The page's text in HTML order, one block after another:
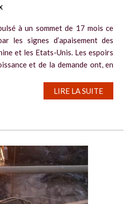
à un sommet de 17 mois ce
les signes d’apaisement des
et les Etats-Unis. Les espoirs
et de la demande ont, en
LIRE LA SUITE